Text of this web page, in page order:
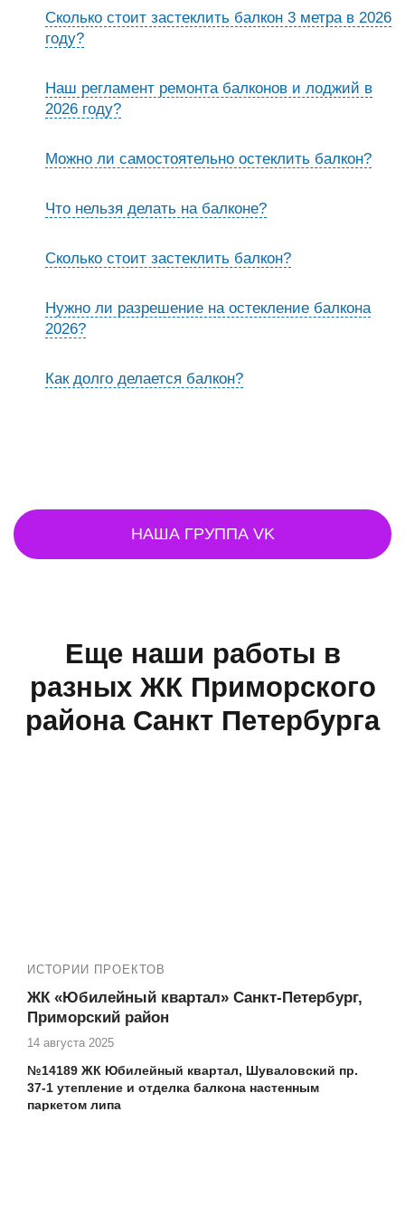
Сколько стоит застеклить балкон 3 метра в 2026
году?
Наш регламент ремонта балконов и лоджий в
2026 году?
Можно ли самостоятельно остеклить балкон?
Что нельзя делать на балконе?
Сколько стоит застеклить балкон?
Нужно ли разрешение на остекление балкона
2026?
Как долго делается балкон?
НАША ГРУППА VK
Еще наши работы в
разных ЖК Приморского
района Санкт Петербурга
ИСТОРИИ ПРОЕКТОВ
ЖК «Юбилейный квартал» Санкт-Петербург,
Приморский район
14 августа 2025
№14189 ЖК Юбилейный квартал, Шуваловский пр.
37-1 утепление и отделка балкона настенным
паркетом липа